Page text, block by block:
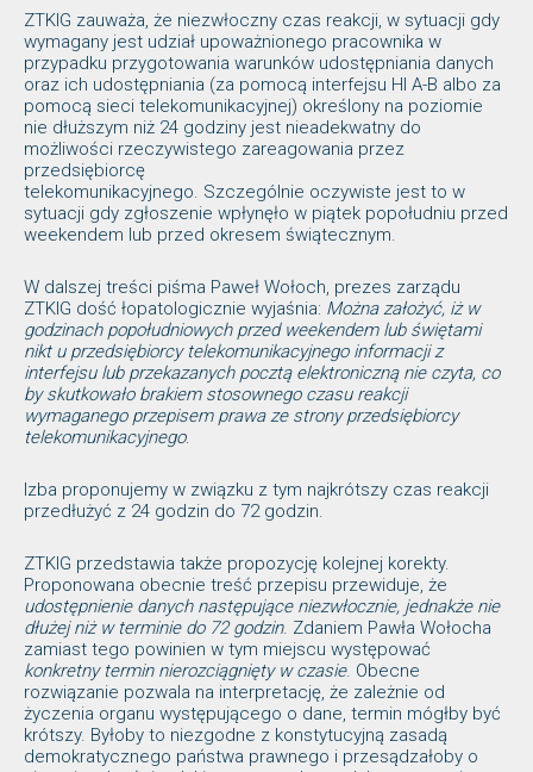
ZTKIG zauważa, że niezwłoczny czas reakcji, w sytuacji gdy
wymagany jest udział upoważnionego pracownika w
przypadku przygotowania warunków udostępniania danych
oraz ich udostępniania (za pomocą interfejsu HI A-B albo za
pomocą sieci telekomunikacyjnej) określony na poziomie
nie dłuższym niż 24 godziny jest nieadekwatny do
możliwości rzeczywistego zareagowania przez
przedsiębiorcę
telekomunikacyjnego. Szczególnie oczywiste jest to w
sytuacji gdy zgłoszenie wpłynęło w piątek popołudniu przed
weekendem lub przed okresem świątecznym.
W dalszej treści piśma Paweł Wołoch, prezes zarządu
ZTKIG dość łopatologicznie wyjaśnia: Można założyć, iż w
godzinach popołudniowych przed weekendem lub świętami
nikt u przedsiębiorcy telekomunikacyjnego informacji z
interfejsu lub przekazanych pocztą elektroniczną nie czyta, co
by skutkowało brakiem stosownego czasu reakcji
wymaganego przepisem prawa ze strony przedsiębiorcy
telekomunikacyjnego.
Izba proponujemy w związku z tym najkrótszy czas reakcji
przedłużyć z 24 godzin do 72 godzin.
ZTKIG przedstawia także propozycję kolejnej korekty.
Proponowana obecnie treść przepisu przewiduje, że
udostępnienie danych następujące niezwłocznie, jednakże nie
dłużej niż w terminie do 72 godzin. Zdaniem Pawła Wołocha
zamiast tego powinien w tym miejscu występować
konkretny termin nierozciągnięty w czasie. Obecne
rozwiązanie pozwala na interpretację, że zależnie od
życzenia organu występującego o dane, termin mógłby być
krótszy. Byłoby to niezgodne z konstytucyjną zasadą
demokratycznego państwa prawnego i przesądzałoby o